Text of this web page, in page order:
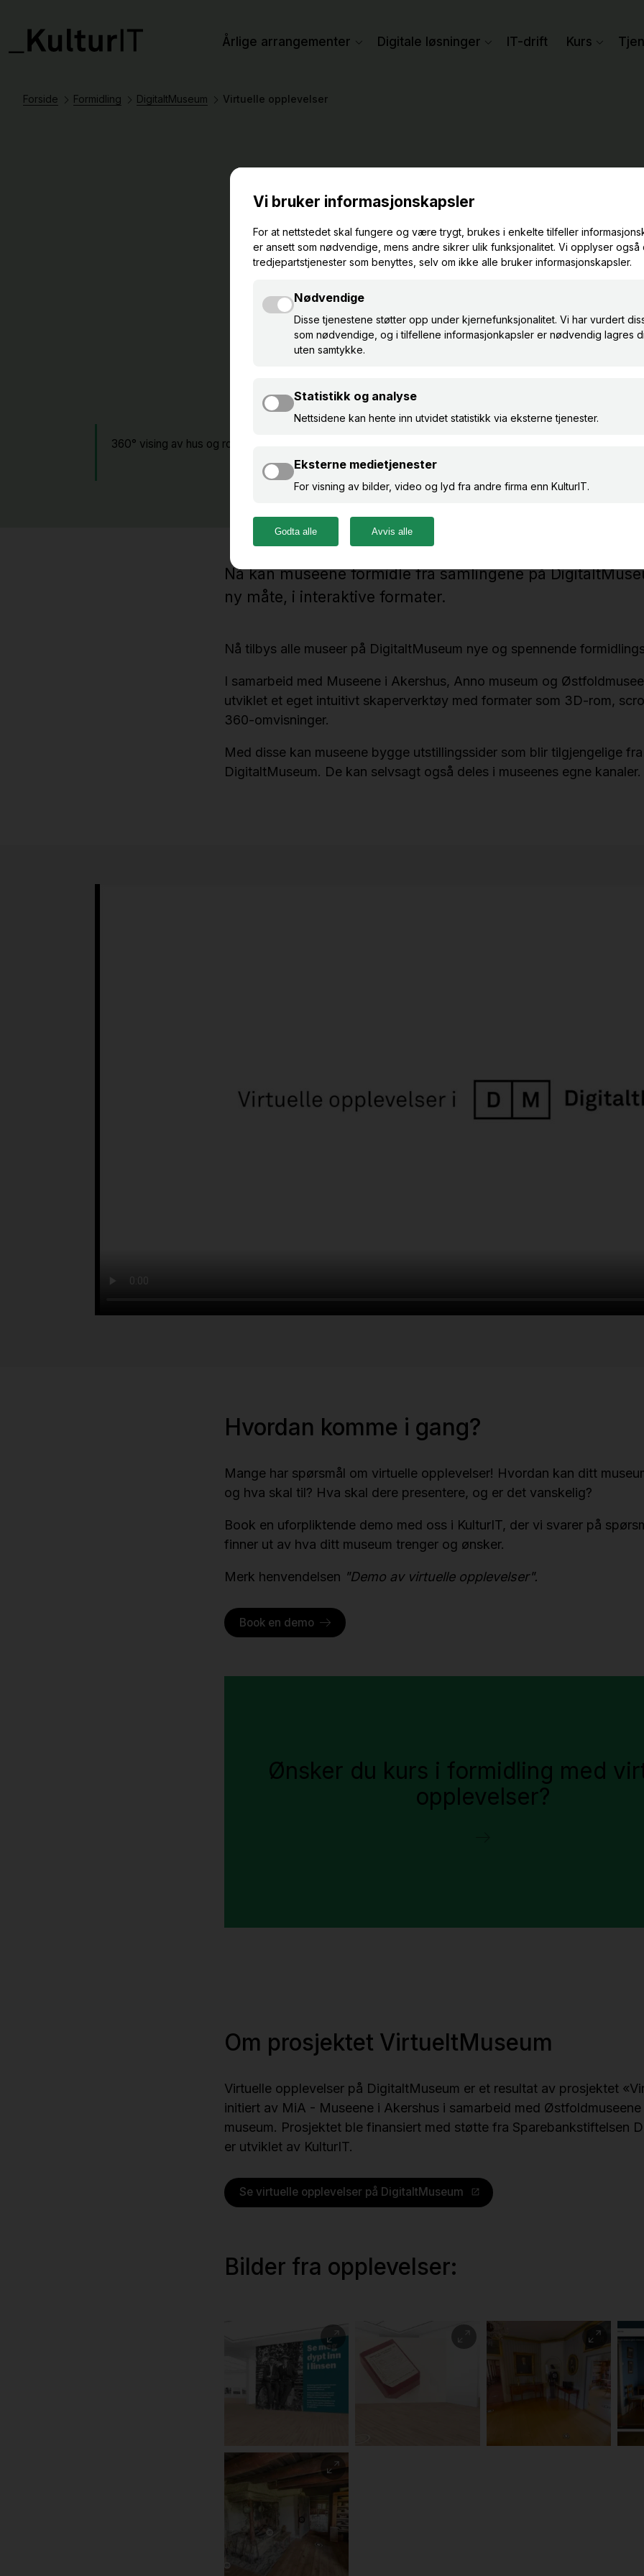
Årlige arrangementer Digitale løsninger IT-drift Kurs
Forside Formidling DigitaltMuseum Virtuelle opplevelser
INTERAKTIV FORMIDLING MED
Virtuelle
360° vising av hus og rom
virtuelle rom
Nå kan museene formidle fra samlingene på
ny måte, i interaktive formater.
Nå tilbys alle museer på DigitaltMuseum nye og spennende
I samarbeid med Museene i Akershus, Anno museum og
utviklet et eget intuitivt skaperverktøy med formater som 3D-rom,
360-omvisninger.
Med disse kan museene bygge utstillingssider som blir tilgjengelige fra
DigitaltMuseum. De kan selvsagt også deles i museenes egne kanaler.
Hvordan komme i gang?
Mange har spørsmål om virtuelle opplevelser! Hvordan kan ditt
og hva skal til? Hva skal dere presentere, og er det vanskelig?
Book en uforpliktende demo med oss i KulturIT, der vi svarer på
finner ut av hva ditt museum trenger og ønsker.
Merk henvendelsen "Demo av virtuelle opplevelser".
Book en demo
Ønsker du kurs i formidling med
opplevelser?
Om prosjektet VirtueltMuseum
Virtuelle opplevelser på DigitaltMuseum er et resultat av prosjektet
initiert av MiA - Museene i Akershus i samarbeid med
museum. Prosjektet ble finansiert med støtte fra Sparebankstiftelsen
er utviklet av KulturIT.​
Se virtuelle opplevelser på DigitaltMuseum
Bilder fra opplevelser:
meg dypt inn i
linsen" (MiA -
Museene i
Akershus)
Fra utstillingen
"Besøk Linderud